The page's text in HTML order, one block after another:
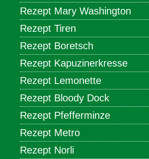
Rezept Mary Washington
Rezept Tiren
Rezept Boretsch
Rezept Kapuzinerkresse
Rezept Lemonette
Rezept Bloody Dock
Rezept Pfefferminze
Rezept Metro
Rezept Norli